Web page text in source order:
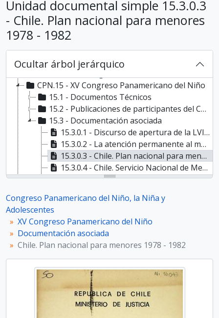
Unidad documental simple 15.3.0.3
- Chile. Plan nacional para menores
1978 - 1982
Ocultar árbol jerárquico
CPN.8 - VIII Congreso Panamericano del Niño, 1942
CPN.9 - IX Congreso Panamericano del Niño
CPN.10 - X Congreso Panamericano del Niño
CPN.11 - XI Congreso Panamericano del Niño
CPN.12 - XII Congreso Panamericano del Niño
CPN.13 - XIII Congreso Panamericano del Niño
CPN.14 - XIV Congreso Panamericano del Niño
CPN.15 - XV Congreso Panamericano del Niño
15.1 - Documentos Técnicos
15.2 - Publicaciones de participantes del Congreso
15.3 - Documentación asociada
15.3.0.1 - Discurso de apertura de la LVII Reunión del Consejo Directivo del IIN
15.3.0.2 - La atención permanente al menor en Chile
15.3.0.3 - Chile. Plan nacional para menores 1978 - 1982
15.3.0.4 - Chile. Servicio Nacional de Menores. Ley orgánica
15.3.0.5 - Chile. Servicio Nacional de Menores. Reglamento
CPN.17 - XVII Congreso Panamericano del Niño
CPN.18 - XVIII Congreso Panamericano del Niño
CPN.0 - Documentación Asociada al Congreso Panamericano del Niño, la Niña y Adolescentes
Congreso Panamericano del Niño, la Niña y
Adolescentes
XV Congreso Panamericano del Niño
Documentación asociada
Chile. Plan nacional para menores 1978 - 1982